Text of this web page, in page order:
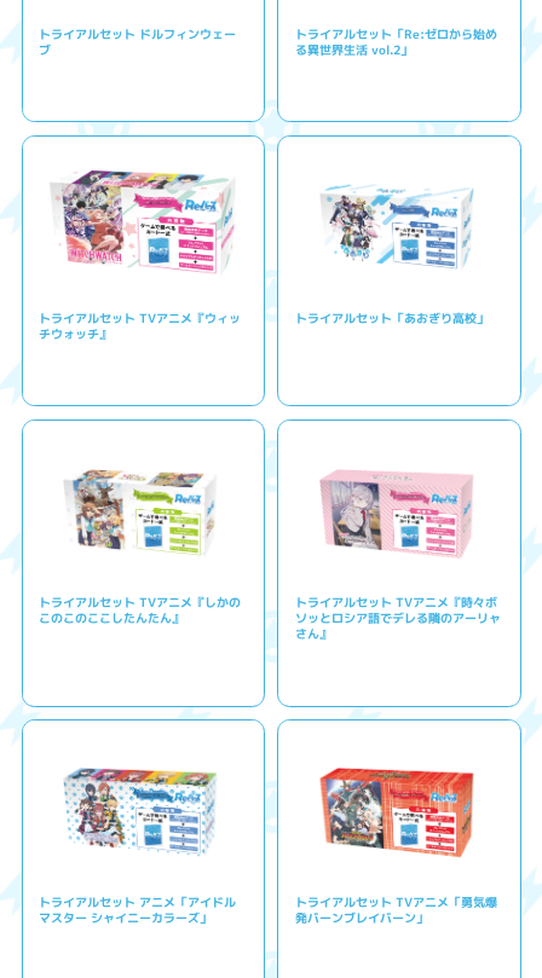
トライアルセット ドルフィンウェー
ブ
トライアルセット「Re:ゼロから始め
る異世界生活 vol.2」
トライアルセット TVアニメ『ウィッ
チウォッチ』
トライアルセット「あおぎり高校」
トライアルセット TVアニメ『しかの
このこのここしたんたん』
トライアルセット TVアニメ『時々ボ
ソッとロシア語でデレる隣のアーリャ
さん』
トライアルセット アニメ「アイドル
マスター シャイニーカラーズ」
トライアルセット TVアニメ「勇気爆
発バーンブレイバーン」